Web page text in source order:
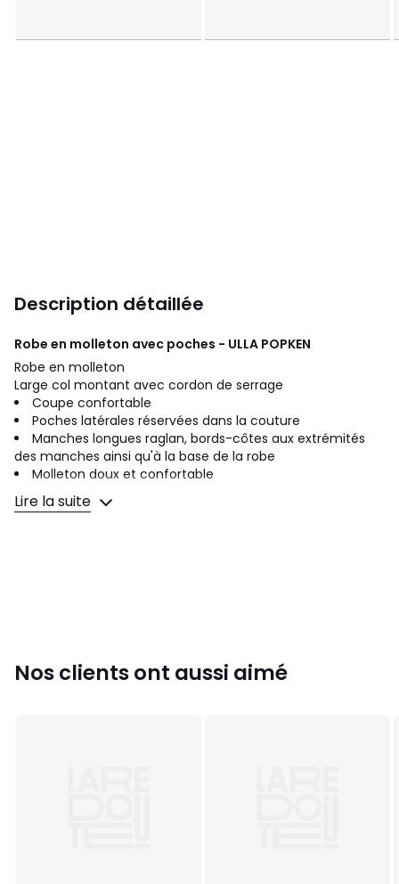
Description détaillée
Robe en molleton avec poches - ULLA POPKEN
Robe en molleton
Large col montant avec cordon de serrage
Coupe confortable
Poches latérales réservées dans la couture
Manches longues raglan, bords-côtes aux extrémités
des manches ainsi qu'à la base de la robe
Molleton doux et confortable
Informations sur la coupe: Long. selon taille env. 90-94 cm.
Lire la suite
Nos clients ont aussi aimé